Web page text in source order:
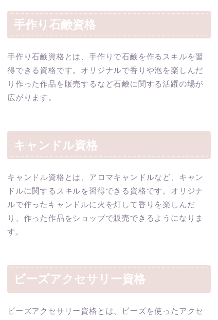
手作り石鹸資格
手作り石鹸資格とは、手作りで石鹸を作るスキルを習
得できる資格です。オリジナルで香りや泡を楽しんだ
り作った作品を販売するなど石鹸に関する活躍の場が
広がります。
キャンドル資格
キャンドル資格とは、アロマキャンドルなど、キャン
ドルに関するスキルを習得できる資格です。オリジナ
ルで作ったキャンドルに火を灯して香りを楽しんだ
り、作った作品をショップで販売できるようになりま
す。
ビーズアクセサリー資格
ビーズアクセサリー資格とは、ビーズを使ったアクセ